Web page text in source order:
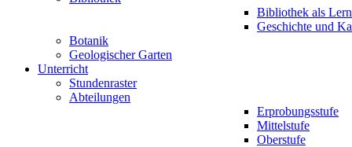
Bibliothek als
Geschichte und
Botanik
Geologischer Garten
Unterricht
Stundenraster
Abteilungen
Erprobungsstufe
Mittelstufe
Oberstufe